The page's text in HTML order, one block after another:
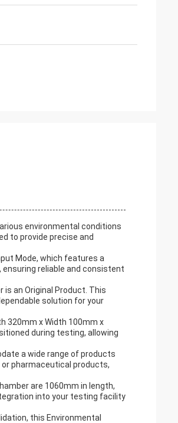
environmental conditions
to provide precise and
Mode, which features a
reliable and consistent
an Original Product. This
solution for your
320mm x Width 100mm x
during testing, allowing
a wide range of products
pharmaceutical products,
are 1060mm in length,
into your testing facility
this Environmental